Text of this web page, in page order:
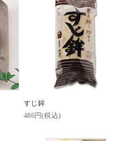
すじ鉾
486円(税込)